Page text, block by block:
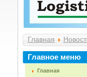
Главная
Главное меню
Главная